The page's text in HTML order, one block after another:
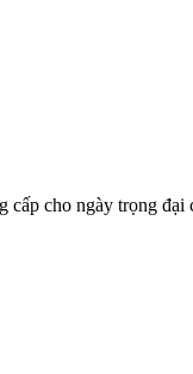
cho ngày trọng